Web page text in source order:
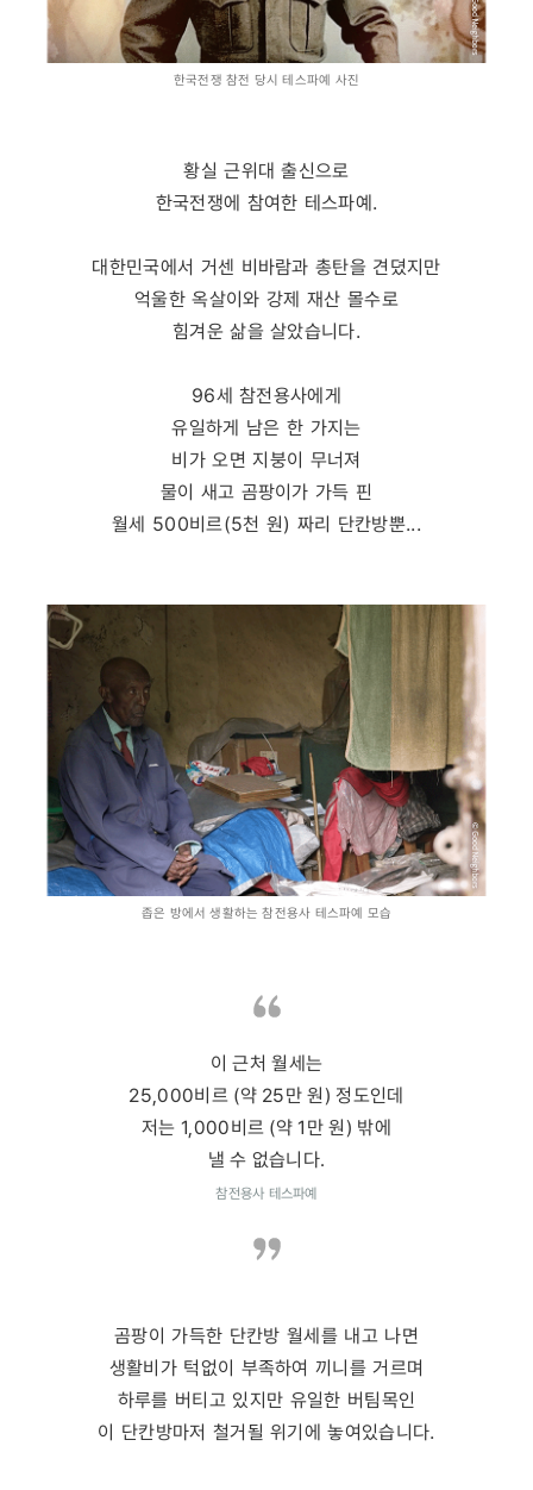
한국전쟁 참전 당시 테스파예 사진
황실 근위대 출신으로
한국전쟁에 참여한 테스파예.
대한민국에서 거센 비바람과 총탄을 견뎠지만
억울한 옥살이와 강제 재산 몰수로
힘겨운 삶을 살았습니다.
96세 참전용사에게
유일하게 남은 한 가지는
비가 오면 지붕이 무너져
물이 새고 곰팡이가 가득 핀
월세 500비르(5천 원) 짜리 단칸방뿐...
좁은 방에서 생활하는 참전용사 테스파예 모습
이 근처 월세는
25,000비르 (약 25만 원) 정도인데
저는 1,000비르 (약 1만 원) 밖에
낼 수 없습니다.
참전용사 테스파예
곰팡이 가득한 단칸방 월세를 내고 나면
생활비가 턱없이 부족하여 끼니를 거르며
하루를 버티고 있지만 유일한 버팀목인
이 단칸방마저 철거될 위기에 놓여있습니다.